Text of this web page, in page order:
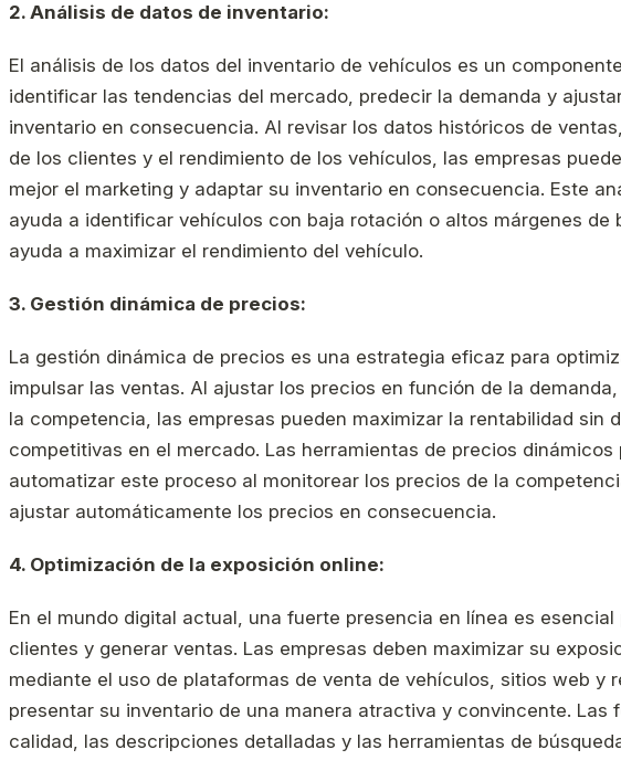
2. Análisis de datos de inventario:
El análisis de los datos del inventario de vehículos es un
identificar las tendencias del mercado, predecir la demanda y
inventario en consecuencia. Al revisar los datos históricos de
de los clientes y el rendimiento de los vehículos, las empresas
mejor el marketing y adaptar su inventario en consecuencia. Este
ayuda a identificar vehículos con baja rotación o altos márgenes de
ayuda a maximizar el rendimiento del vehículo.
3. Gestión dinámica de precios:
La gestión dinámica de precios es una estrategia eficaz para
impulsar las ventas. Al ajustar los precios en función de la
la competencia, las empresas pueden maximizar la rentabilidad sin
competitivas en el mercado. Las herramientas de precios dinámicos
automatizar este proceso al monitorear los precios de la
ajustar automáticamente los precios en consecuencia.
4. Optimización de la exposición online:
En el mundo digital actual, una fuerte presencia en línea es esencial
clientes y generar ventas. Las empresas deben maximizar su
mediante el uso de plataformas de venta de vehículos, sitios web y
presentar su inventario de una manera atractiva y convincente. Las
calidad, las descripciones detalladas y las herramientas de